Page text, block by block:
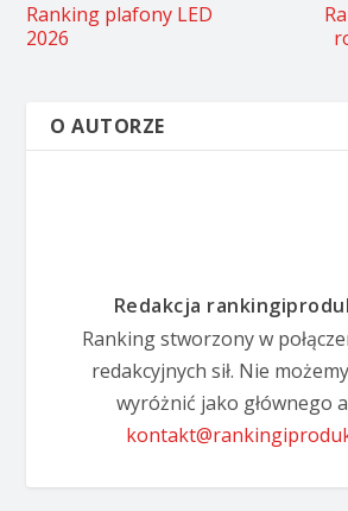
Ranking plafony LED
2026
O AUTORZE
Redakcja
Ranking stworzony w
redakcyjnych sił. Nie
wyróżnić jako głównego